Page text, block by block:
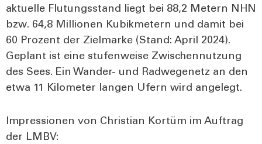
aktu­el­le Flu­tungs­stand liegt bei 88,2 Metern NHN
bzw. 64,8 Mil­lio­nen Kubik­me­tern und damit bei
60 Pro­zent der Ziel­mar­ke (Stand: April 2024).
Geplant ist eine stu­fen­wei­se Zwi­schen­nut­zung
des Sees. Ein Wan­der- und Rad­we­ge­netz an den
etwa 11 Kilo­me­ter lan­gen Ufern wird ange­legt.
Impres­sio­nen von Chris­ti­an Kor­tüm im Auf­trag
der LMBV: